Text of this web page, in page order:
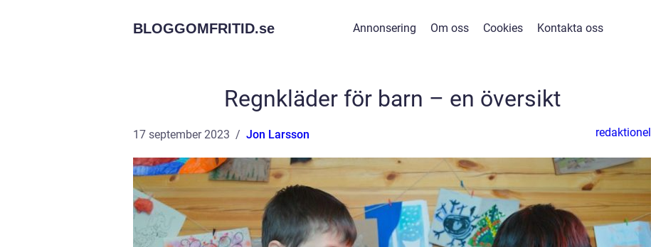
BLOGGOMFRITID.se Annonsering Om oss Cookies Kontakta oss
Regnkläder för barn – en översikt
17 september 2023 Jon Larsson redaktionel